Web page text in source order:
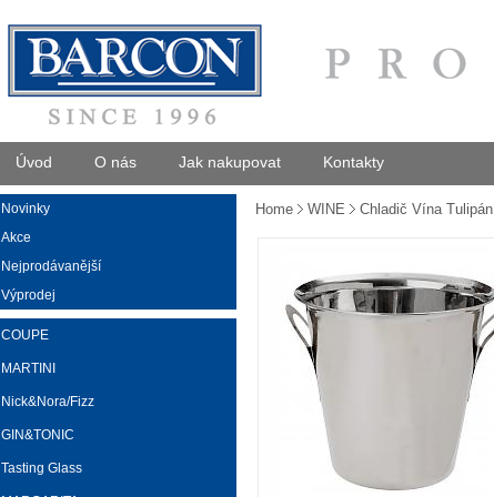
Úvod O nás Jak nakupovat Kontakty
Novinky
Akce
Nejprodávanější
Výprodej
COUPE
MARTINI
Nick&Nora/Fizz
GIN&TONIC
Tasting Glass
Home WINE Chladič Vína Tulipán